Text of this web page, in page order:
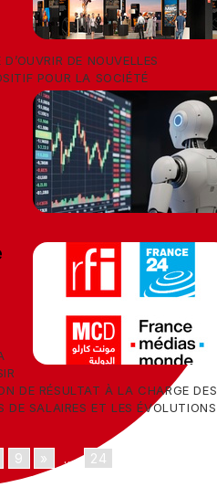
DE NOUVELLES
POUR LA SOCIÉTÉ
DE RÉSULTAT À LA CHARGE DES
DE SALAIRES ET LES ÉVOLUTIONS
9 » ... 24